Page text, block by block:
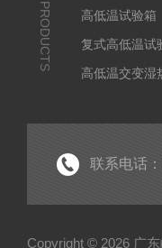
PRODUCTS
高低温试验箱
复式高低温试
高低温交变湿
紫外老化试验
联系电话
Copyright © 2026 广